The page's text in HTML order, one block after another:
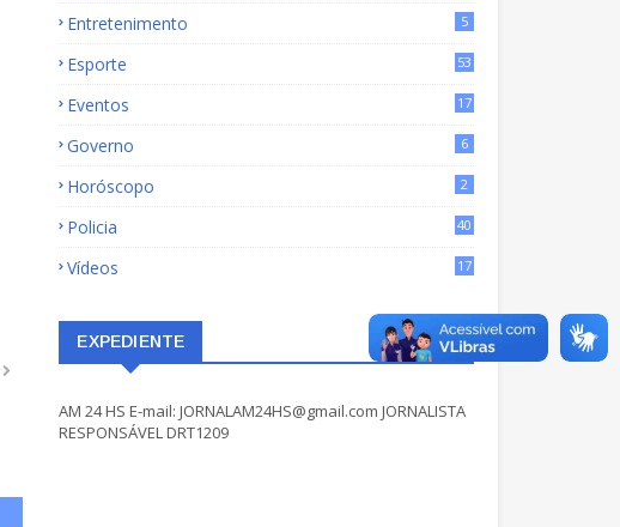
Entretenimento 5
Esporte 53
Eventos 17
Governo 6
Horóscopo 2
Policia 40
Vídeos 17
EXPEDIENTE
AM 24 HS E-mail: JORNALAM24HS@gmail.com JORNALISTA
RESPONSÁVEL DRT1209